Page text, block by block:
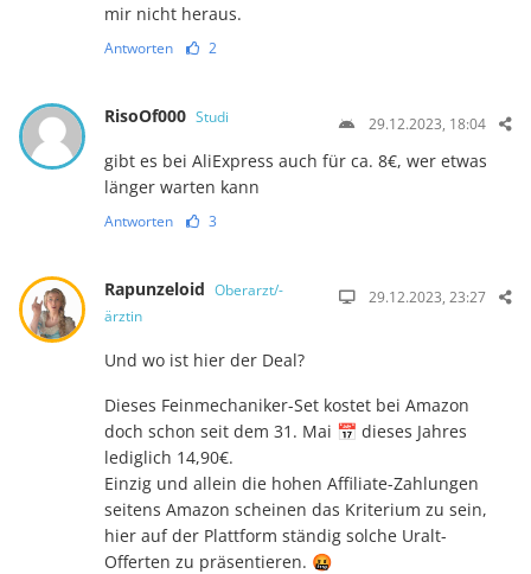
mir nicht heraus.
Antworten 2
RisoOf000 Studi 29.12.2023, 18:04
gibt es bei AliExpress auch für ca. 8€, wer etwas
länger warten kann
Antworten 3
Rapunzeloid Oberarzt/-
ärztin
29.12.2023, 23:27
Und wo ist hier der Deal?
Dieses Feinmechaniker-Set kostet bei Amazon
doch schon seit dem 31. Mai 📅 dieses Jahres
lediglich 14,90€.
Einzig und allein die hohen Affiliate-Zahlungen
seitens Amazon scheinen das Kriterium zu sein,
hier auf der Plattform ständig solche Uralt-
Offerten zu präsentieren. 🤬